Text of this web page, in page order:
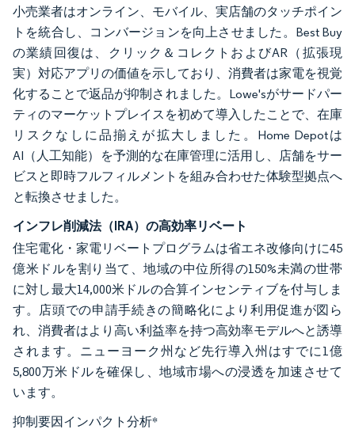
小売業者はオンライン、モバイル、実店舗のタッチポイン
トを統合し、コンバージョンを向上させました。Best Buy
の業績回復は、クリック＆コレクトおよびAR（拡張現
実）対応アプリの価値を示しており、消費者は家電を視覚
化することで返品が抑制されました。Lowe'sがサードパー
ティのマーケットプレイスを初めて導入したことで、在庫
リスクなしに品揃えが拡大しました。Home Depotは
AI（人工知能）を予測的な在庫管理に活用し、店舗をサー
ビスと即時フルフィルメントを組み合わせた体験型拠点へ
と転換させました。
インフレ削減法（IRA）の高効率リベート
住宅電化・家電リベートプログラムは省エネ改修向けに45
億米ドルを割り当て、地域の中位所得の150%未満の世帯
に対し最大14,000米ドルの合算インセンティブを付与しま
す。店頭での申請手続きの簡略化により利用促進が図ら
れ、消費者はより高い利益率を持つ高効率モデルへと誘導
されます。ニューヨーク州など先行導入州はすでに1億
5,800万米ドルを確保し、地域市場への浸透を加速させて
います。
抑制要因インパクト分析*